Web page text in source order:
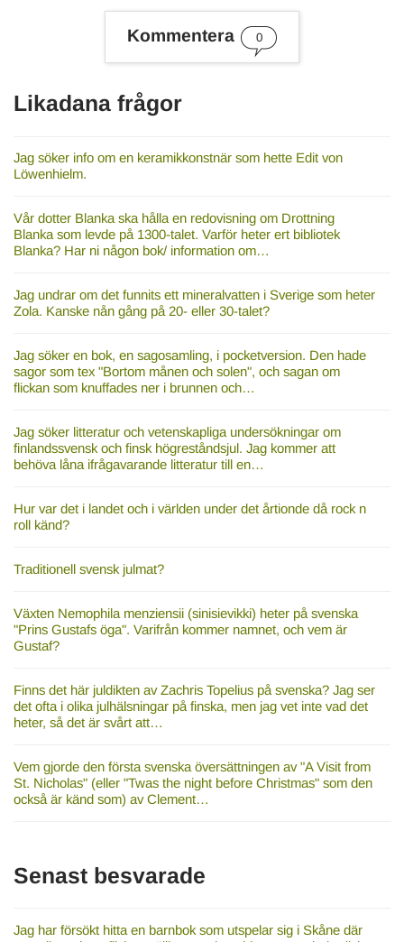
Kommentera 0
Likadana frågor
Jag söker info om en keramikkonstnär som hette Edit von
Löwenhielm.
Vår dotter Blanka ska hålla en redovisning om Drottning
Blanka som levde på 1300-talet. Varför heter ert bibliotek
Blanka? Har ni någon bok/ information om…
Jag undrar om det funnits ett mineralvatten i Sverige som heter
Zola. Kanske nån gång på 20- eller 30-talet?
Jag söker en bok, en sagosamling, i pocketversion. Den hade
sagor som tex "Bortom månen och solen", och sagan om
flickan som knuffades ner i brunnen och…
Jag söker litteratur och vetenskapliga undersökningar om
finlandssvensk och finsk högreståndsjul. Jag kommer att
behöva låna ifrågavarande litteratur till en…
Hur var det i landet och i världen under det årtionde då rock n
roll känd?
Traditionell svensk julmat?
Växten Nemophila menziensii (sinisievikki) heter på svenska
"Prins Gustafs öga". Varifrån kommer namnet, och vem är
Gustaf?
Finns det här juldikten av Zachris Topelius på svenska? Jag ser
det ofta i olika julhälsningar på finska, men jag vet inte vad det
heter, så det är svårt att…
Vem gjorde den första svenska översättningen av "A Visit from
St. Nicholas" (eller "Twas the night before Christmas" som den
också är känd som) av Clement…
Senast besvarade
Jag har försökt hitta en barnbok som utspelar sig i Skåne där